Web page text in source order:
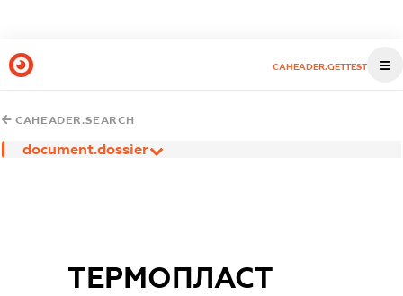
CAHEADER.GETTEST
CAHEADER.SEARCH
document.dossier
ТЕРМОПЛАСТ